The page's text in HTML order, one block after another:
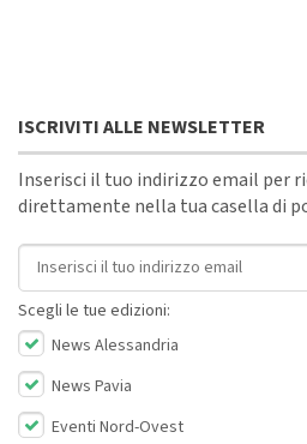
ISCRIVITI ALLE NEWSLETTER
Inserisci il tuo indirizzo email per
direttamente nella tua casella di
Indirizzo email
Scegli le tue edizioni:
News Alessandria
News Pavia
Eventi Nord-Ovest